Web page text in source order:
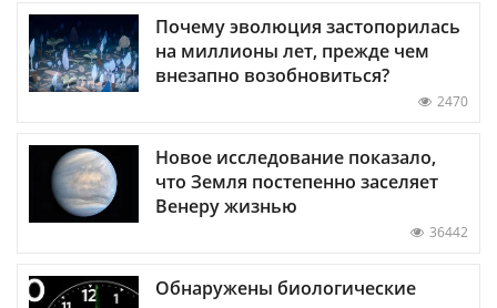
Почему эволюция застопорилась
на миллионы лет, прежде чем
внезапно возобновиться?
2470
Новое исследование показало,
что Земля постепенно заселяет
Венеру жизнью
36442
Обнаружены биологические